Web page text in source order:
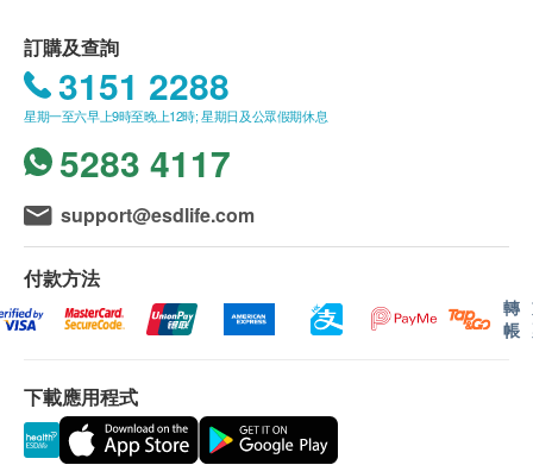
訂購及查詢
3151 2288
星期一至六早上9時至晚上12時; 星期日及公眾假期休息
5283 4117
support@esdlife.com
付款方法
轉
帳
下載應用程式